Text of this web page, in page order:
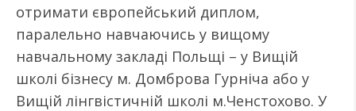
отримати європейський диплом,
паралельно навчаючись у вищому
навчальному закладі Польщі – у Вищій
школі бізнесу м. Домброва Гурніча або у
Вищій лінгвістичній школі м.Ченстохово. У